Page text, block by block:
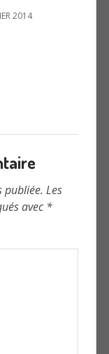
2014
publiée. Les
avec*